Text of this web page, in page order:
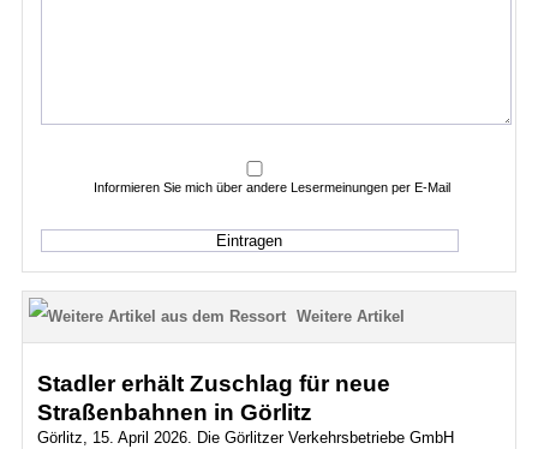
Informieren Sie mich über andere Lesermeinungen per E-Mail
Weitere Artikel
Stadler erhält Zuschlag für neue
Straßenbahnen in Görlitz
Görlitz, 15. April 2026. Die Görlitzer Verkehrsbetriebe GmbH